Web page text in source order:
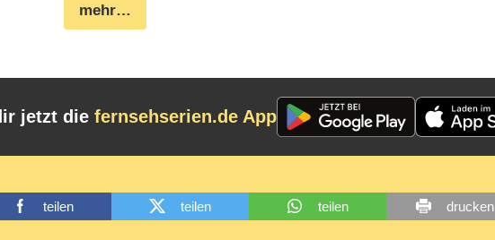
mehr…
jetzt die fernsehserien.de App
teilen teilen teilen drucken